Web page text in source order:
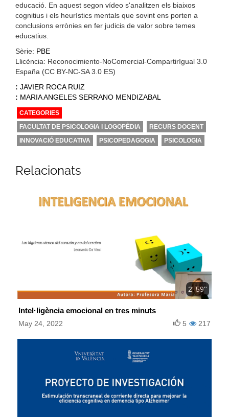
educació. En aquest segon vídeo s'analitzen els biaixos
cognitius i els heurístics mentals que sovint ens porten a
conclusions errònies en fer judicis de valor sobre temes
educatius.
Sèrie: PBE
Llicència: Reconocimiento-NoComercial-CompartirIgual 3.0
España (CC BY-NC-SA 3.0 ES)
: JAVIER ROCA RUIZ
: MARIA ANGELES SERRANO MENDIZABAL
CATEGORIES
FACULTAT DE PSICOLOGIA I LOGOPÈDIA
RECURS DOCENT
INNOVACIÓ EDUCATIVA
PSICOPEDAGOGIA PSICOLOGIA
Relacionats
2' 59''
Intel·ligència emocional en tres minuts
May 24, 2022 217
5